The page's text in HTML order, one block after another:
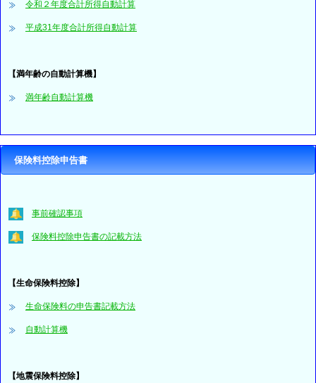
令和２年度合計所得自動計算
平成31年度合計所得自動計算
【満年齢の自動計算機】
満年齢自動計算機
保険料控除申告書
事前確認事項
保険料控除申告書の記載方法
【生命保険料控除】
生命保険料の申告書記載方法
自動計算機
【地震保険料控除】